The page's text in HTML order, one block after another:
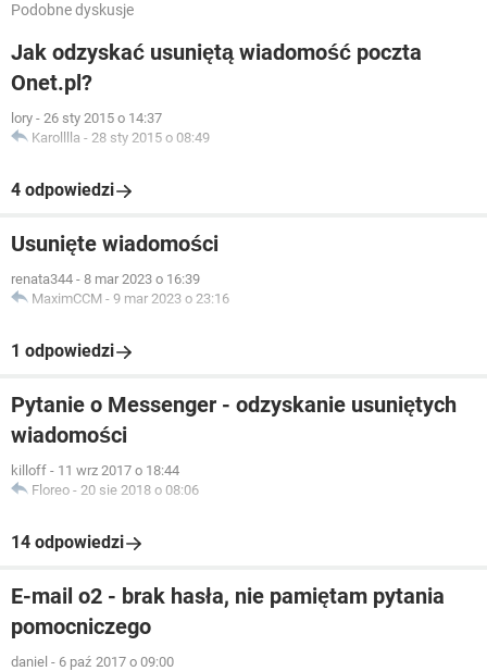
Podobne dyskusje
Jak odzyskać usuniętą wiadomość poczta
Onet.pl?
lory - 26 sty 2015 o 14:37
Karolllla - 28 sty 2015 o 08:49
4 odpowiedzi
Usunięte wiadomości
renata344 - 8 mar 2023 o 16:39
MaximCCM - 9 mar 2023 o 23:16
1 odpowiedzi
Pytanie o Messenger - odzyskanie usuniętych
wiadomości
killoff - 11 wrz 2017 o 18:44
Floreo - 20 sie 2018 o 08:06
14 odpowiedzi
E-mail o2 - brak hasła, nie pamiętam pytania
pomocniczego
daniel - 6 paź 2017 o 09:00